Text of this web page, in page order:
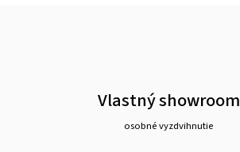
Vlastný showroom
osobné vyzdvihnutie